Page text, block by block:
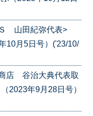
Ｓ 山田紀弥代表>
10月5日号）('23/10/
店 谷治大典代表取
2023年9月28日号）